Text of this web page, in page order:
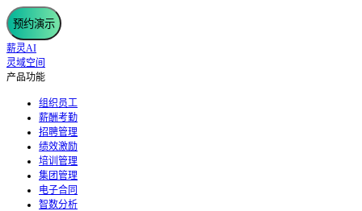
预约演示
薪灵AI
灵域空间
产品功能
组织员工
薪酬考勤
招聘管理
绩效激励
培训管理
集团管理
电子合同
智数分析